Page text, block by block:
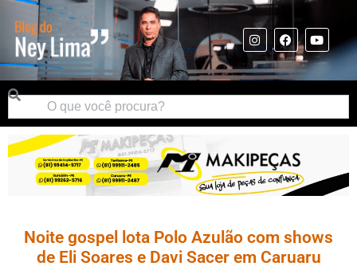
Noite gospel lota Polo Azulão com shows
de Eli Soares e Davi Sacer em Caruaru